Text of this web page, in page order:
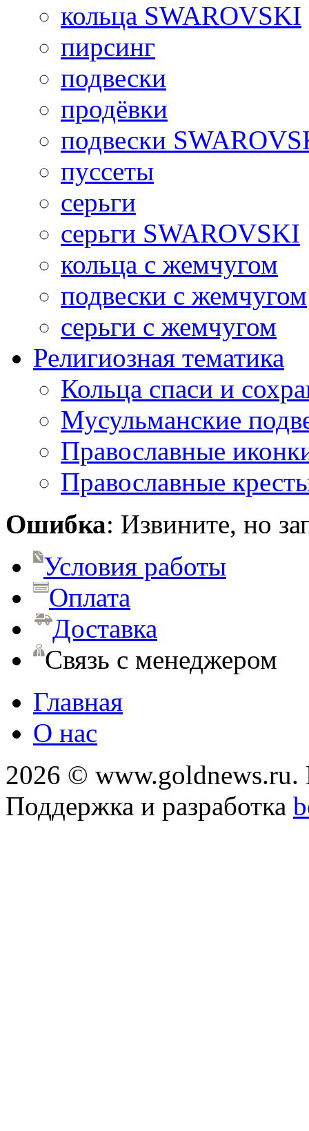
кольца SWAROVSKI
пирсинг
подвески
продёвки
подвески
пуссеты
серьги
серьги SWAROVSKI
кольца с жемчугом
подвески с жемчугом
серьги с жемчугом
Религиозная тематика
Кольца спаси и
Мусульманские
Православные
Православные
Ошибка: Извините, но
Условия работы
Оплата
Доставка
Связь с менеджером
Главная
О нас
2026 ©
Поддержка и разработка